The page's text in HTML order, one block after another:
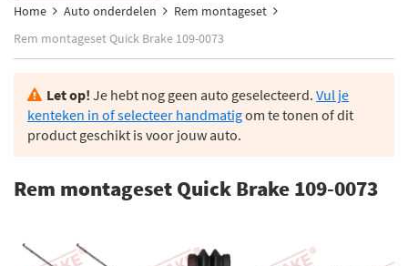
Home
Auto onderdelen
Rem montageset
Rem montageset Quick Brake 109-0073
Let op! Je hebt nog geen auto geselecteerd. Vul je
kenteken in of selecteer handmatigom te tonen of dit
product geschikt is voor jouw auto.
Rem montageset Quick Brake 109-0073